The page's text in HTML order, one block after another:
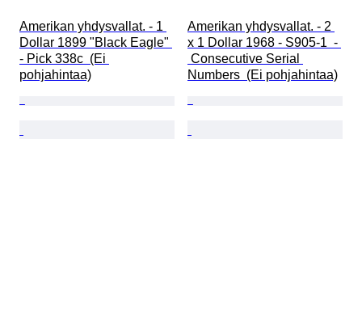
Amerikan yhdysvallat. - 1
Dollar 1899 "Black Eagle"
- Pick 338c  (Ei
pohjahintaa)
Amerikan yhdysvallat. - 2
x 1 Dollar 1968 - S905-1  -
Consecutive Serial
Numbers  (Ei pohjahintaa)